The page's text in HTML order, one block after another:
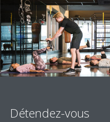
Détendez-vous